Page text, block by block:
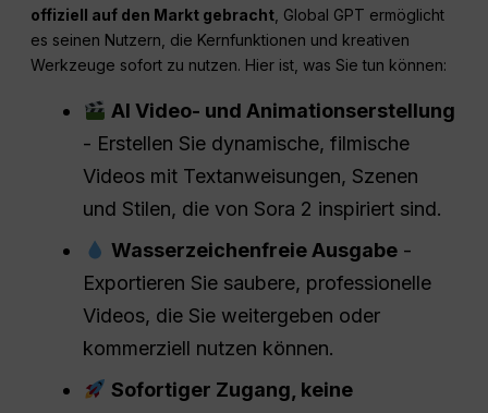
offiziell auf den Markt gebracht , Global GPT ermöglicht
es seinen Nutzern, die Kernfunktionen und kreativen
Werkzeuge sofort zu nutzen. Hier ist, was Sie tun können:
AI Video- und Animationserstellung
- Erstellen Sie dynamische, filmische
Videos mit Textanweisungen, Szenen
und Stilen, die von Sora 2 inspiriert sind.
Wasserzeichenfreie Ausgabe-
Exportieren Sie saubere, professionelle
Videos, die Sie weitergeben oder
kommerziell nutzen können.
Sofortiger Zugang, keine